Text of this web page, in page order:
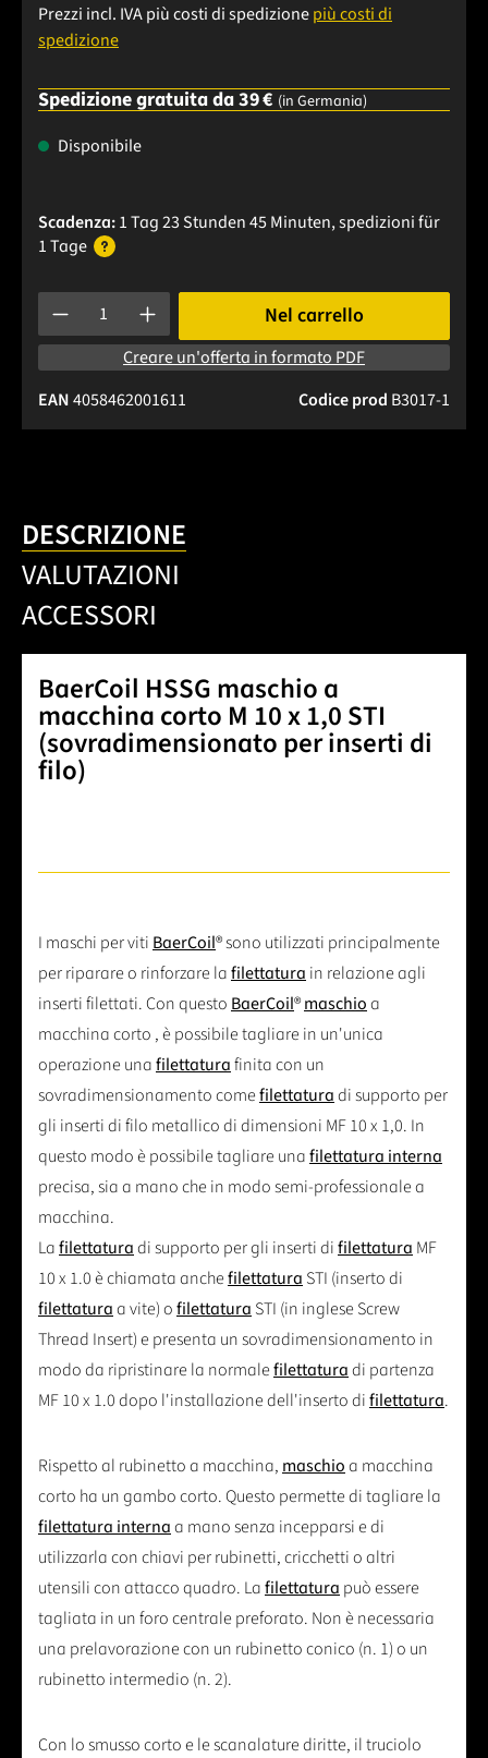
Prezzi incl. IVA più costi di spedizionepiù costi di
spedizione
Spedizione gratuita da 39 € (in Germania)
Disponibile
Scadenza:1 Tag 23 Stunden 45 Minuten, spedizionifür
1 Tage
Quantità del prodotto: inserisci la quantità desiderata o
Nel carrello
Creare un'offerta in formato PDF
Codice prod B3017-1
EAN4058462001611
DESCRIZIONE
VALUTAZIONI
ACCESSORI
BaerCoil HSSG maschio a
macchina corto M 10 x 1,0 STI
(sovradimensionato per inserti di
filo)
I maschi per viti BaerCoil® sono utilizzati principalmente
per riparare o rinforzare lafilettatura in relazione agli
inserti filettati. Con questo BaerCoil®maschioa
macchina corto , è possibile tagliare in un'unica
operazione unafilettaturafinita con un
sovradimensionamento comefilettaturadi supporto per
gli inserti di filo metallico di dimensioni MF 10 x 1,0. In
questo modo è possibile tagliare unafilettatura interna
precisa, sia a mano che in modo semi-professionale a
macchina.
Lafilettaturadi supporto per gli inserti difilettatura MF
10 x 1.0 è chiamata anchefilettatura STI (inserto di
filettaturaa vite) ofilettatura STI (in inglese Screw
Thread Insert) e presenta un sovradimensionamento in
modo da ripristinare la normalefilettaturadi partenza
MF 10 x 1.0 dopo l'installazione dell'inserto difilettatura.
Rispetto al rubinetto a macchina, maschioa macchina
corto ha un gambo corto. Questo permette di tagliare la
filettatura internaa mano senza incepparsi e di
utilizzarla con chiavi per rubinetti, cricchetti o altri
utensili con attacco quadro. Lafilettatura può essere
tagliata in un foro centrale preforato. Non è necessaria
una prelavorazione con un rubinetto conico (n. 1) o un
rubinetto intermedio (n. 2).
Con lo smusso corto e le scanalature diritte, il truciolo